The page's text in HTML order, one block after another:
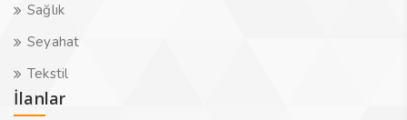
Sağlık
Seyahat
Tekstil
İlanlar